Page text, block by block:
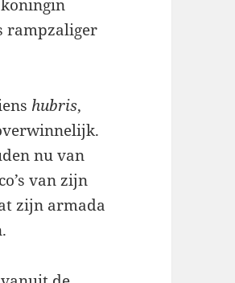
rampzaliger
hubris,
nu van
van zijn
zijn armada